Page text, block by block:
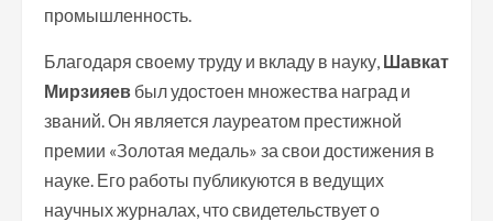
промышленность.
Благодаря своему труду и вкладу в науку, Шавкат
Мирзияев был удостоен множества наград и
званий. Он является лауреатом престижной
премии «Золотая медаль» за свои достижения в
науке. Его работы публикуются в ведущих
научных журналах, что свидетельствует о